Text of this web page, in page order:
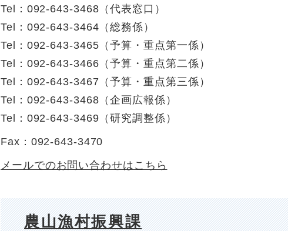
Tel：092-643-3468 （代表窓口 ）
Tel：092-643-3464 （総務係 ）
Tel：092-643-3465 （予算・重点第一係 ）
Tel：092-643-3466 （予算・重点第二係 ）
Tel：092-643-3467 （予算・重点第三係 ）
Tel：092-643-3468 （企画広報係 ）
Tel：092-643-3469 （研究調整係 ）
Fax：092-643-3470
メールでのお問い合わせはこちら
農山漁村振興課